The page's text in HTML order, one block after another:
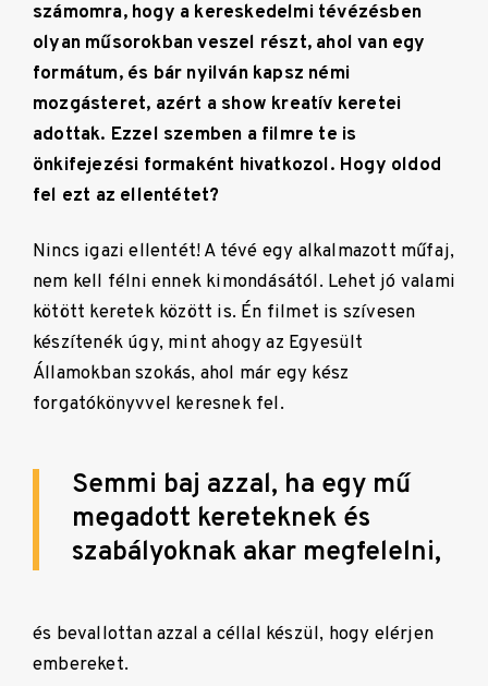
számomra, hogy a kereskedelmi tévézésben
olyan műsorokban veszel részt, ahol van egy
formátum, és bár nyilván kapsz némi
mozgásteret, azért a show kreatív keretei
adottak. Ezzel szemben a filmre te is
önkifejezési formaként hivatkozol. Hogy oldod
fel ezt az ellentétet?
Nincs igazi ellentét! A tévé egy alkalmazott műfaj,
nem kell félni ennek kimondásától. Lehet jó valami
kötött keretek között is. Én filmet is szívesen
készítenék úgy, mint ahogy az Egyesült
Államokban szokás, ahol már egy kész
forgatókönyvvel keresnek fel.
Semmi baj azzal, ha egy mű
megadott kereteknek és
szabályoknak akar megfelelni,
és bevallottan azzal a céllal készül, hogy elérjen
embereket.